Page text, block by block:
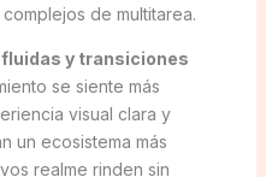
de multitarea.
y transiciones
se siente más
visual clara y
un ecosistema más
realme rinden sin